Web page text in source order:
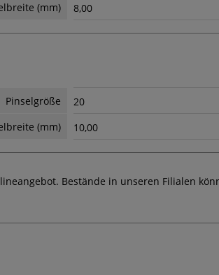
(mm)
8,00
Pinselgröße
20
(mm)
10,00
Bestände in unseren Filialen